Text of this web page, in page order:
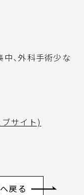
中、外科手術少な
サイト)
戻る